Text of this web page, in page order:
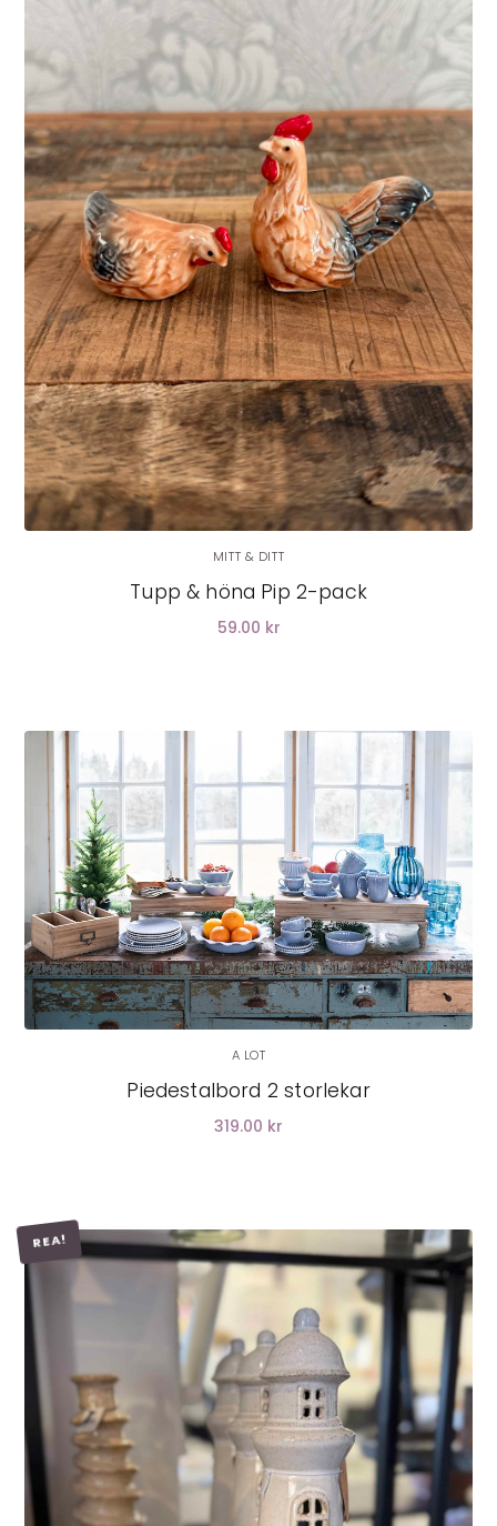
LÄGG I VARUKORG
MITT & DITT
Tupp & höna Pip 2-pack
59.00 kr
LÄGG I VARUKORG
A LOT
Piedestalbord 2 storlekar
319.00 kr
REA!